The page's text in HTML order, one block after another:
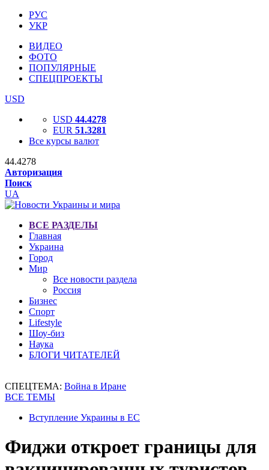
РУС
УКР
ВИДЕО
ФОТО
ПОПУЛЯРНЫЕ
СПЕЦПРОЕКТЫ
USD
USD 44.4278
EUR 51.3281
Все курсы валют
44.4278
Авторизация
Поиск
UA
ВСЕ РАЗДЕЛЫ
Главная
Украина
Город
Мир
Все новости раздела
Россия
Бизнес
Спорт
Lifestyle
Шоу-биз
Наука
БЛОГИ ЧИТАТЕЛЕЙ
СПЕЦТЕМА: Война в Иране
ВСЕ ТЕМЫ
Вступление Украины в ЕС
Фиджи откроет границы для